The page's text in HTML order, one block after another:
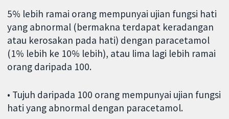
5% lebih ramai orang mempunyai ujian fungsi hati
yang abnormal (bermakna terdapat keradangan
atau kerosakan pada hati) dengan paracetamol
(1% lebih ke 10% lebih), atau lima lagi lebih ramai
orang daripada 100.
• Tujuh daripada 100 orang mempunyai ujian fungsi
hati yang abnormal dengan paracetamol.